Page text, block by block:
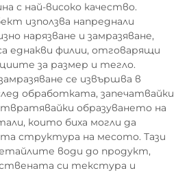
с най-високо качество.
използва напреднали
нарязване и замразяване,
еднакви филии, отговарящи
за размер и тегло.
се извършва в
обработката, запечатвайки
образуването на
които биха могли да
структура на месото. Тази
води до продукт,
си текстура и